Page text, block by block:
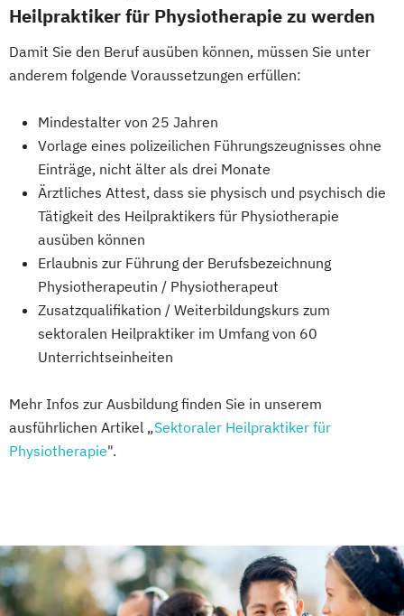
Heilpraktiker für Physiotherapie zu werden
Damit Sie den Beruf ausüben können, müssen Sie unter
anderem folgende Voraussetzungen erfüllen:
Mindestalter von 25 Jahren
Vorlage eines polizeilichen Führungszeugnisses ohne
Einträge, nicht älter als drei Monate
Ärztliches Attest, dass sie physisch und psychisch die
Tätigkeit des Heilpraktikers für Physiotherapie
ausüben können
Erlaubnis zur Führung der Berufsbezeichnung
Physiotherapeutin / Physiotherapeut
Zusatzqualifikation / Weiterbildungskurs zum
sektoralen Heilpraktiker im Umfang von 60
Unterrichtseinheiten
Mehr Infos zur Ausbildung finden Sie in unserem
ausführlichen Artikel „Sektoraler Heilpraktiker für
Physiotherapie".